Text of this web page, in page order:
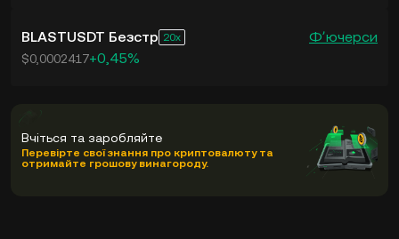
BLASTUSDT Безстр 20 Фʼючерси
$0,0002417+0,45%
Вчіться та заробляйте
Перевірте свої знання про криптовалюту та
отримайте грошову винагороду.